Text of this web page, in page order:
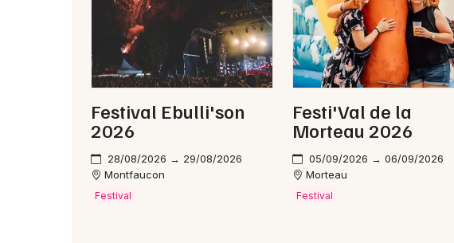
25
Festival Ebulli'son
2026
28/08/2026 → 29/08/2026
Montfaucon
Festival
Festi'Val de la
Morteau 2026
05/09/2026 → 06/09/2026
Morteau
Festival